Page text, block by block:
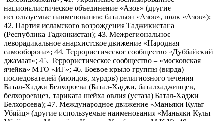
националистическое объединение «Азов» (другие
используемые наименования: батальон «Азов», полк «Азов»);
42. Партия исламского возрождения Таджикистана
(Республика Таджикистан); 43. Межрегиональное
леворадикальное анархистское движение «Народная
самооборона»; 44. Террористическое сообщество «Дуббайский
джамаат»; 45. Террористическое сообщество – «московская
ячейка» МТО «ИГ»; 46. Боевое крыло группы (вирда)
последователей (мюидов, мурдов) религиозного течения
Батал-Хаджи Белхороева (Батал-Хаджи, баталхаджинцев,
белхороевцев, тариката шейха овлия (устаза) Батал-Хаджи
Белхороева); 47. Международное движение «Маньяки Культ
Убийц» (другие используемые наименования «Маньяки Культ